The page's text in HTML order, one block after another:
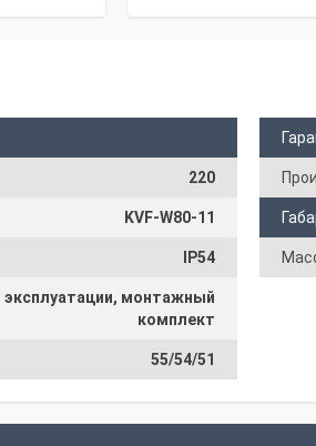
220
KVF-W80-11
IP54
эксплуатации, монтажный
комплект
55/54/51